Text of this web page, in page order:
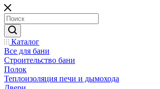
Каталог
Все для бани
Строительство бани
Полок
Теплоизоляция печи и дымохода